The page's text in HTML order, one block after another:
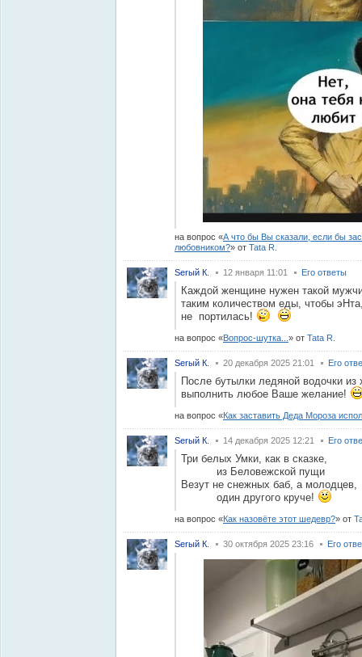
на вопрос
А что бы Вы сказали, если бы
любовником?
от Tata R.
Serый К. 12 января 11:01 Его ответы
Каждой женщине нужен такой
таким количеством еды, чтобы
не портилась!
на вопрос Вопрос-шутка... от Tata R.
Serый К. 20 декабря 2025 21:01 Его
После бутылки ледяной водочки
выполнить любое Ваше желание!
на вопрос Как заставить Деда Мороза
Serый К. 14 декабря 2025 12:21 Его
Три белых Умки, как в сказке,
из Беловежской пущи
Везут не снежных баб, а молодцев,
один другого круче!
на вопрос Как назовёте этот шедевр? от
Serый К. 30 октября 2025 23:16 Его